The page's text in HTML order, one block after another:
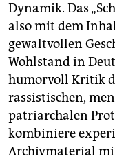
Dynamik. Das
also mit dem
gewaltvollen
Wohlstand in
humorvoll Kritik
rassistischen,
patriarchalen
kombiniere
Archivmaterial